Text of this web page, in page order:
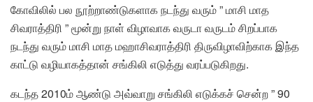
கோவிலில் பல நூற்றாண்டுகளாக நடந்து வரும் ” மாசி மாத
சிவராத்திரி ” மூன்று நாள் விழாவாக வருடா வருடம் சிறப்பாக
நடந்து வரும் மாசி மாத மஹாசிவராத்திரி திருவிழாவிற்காக இந்த
காட்டு வழியாகத்தான் சங்கிலி எடுத்து வரப்படுகிறது.
கடந்த 2010ம் ஆண்டு அவ்வாறு சங்கிலி எடுக்கச் சென்ற ” 90